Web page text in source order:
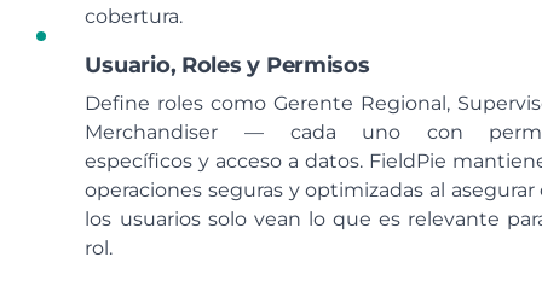
cobertura.
Usuario, Roles y Permisos
Define roles como Gerente Regional,
Merchandiser — cada uno con
específicos y acceso a datos. FieldPie
operaciones seguras y optimizadas al asegurar
los usuarios solo vean lo que es relevante
rol.